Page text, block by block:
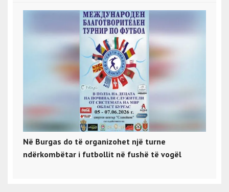
Në Burgas do të organizohet një turne
ndërkombëtar i futbollit në fushë të vogël